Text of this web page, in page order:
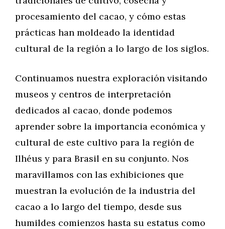
procesamiento del cacao, y cómo estas
prácticas han moldeado la identidad
cultural de la región a lo largo de los siglos.
Continuamos nuestra exploración visitando
museos y centros de interpretación
dedicados al cacao, donde podemos
aprender sobre la importancia económica y
cultural de este cultivo para la región de
Ilhéus y para Brasil en su conjunto. Nos
maravillamos con las exhibiciones que
muestran la evolución de la industria del
cacao a lo largo del tiempo, desde sus
humildes comienzos hasta su estatus como